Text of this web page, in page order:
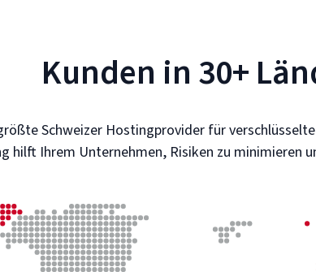
Kunden in 30+
Schweizer Hostingprovider für
hilft Ihrem Unternehmen, Risiken zu minimieren